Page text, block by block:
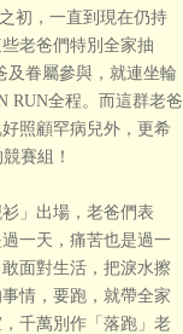
初，一直到現在仍持
老爸們特別全家抽
及眷屬參與，就連坐輪
RUN全程。而這群老爸
照顧罕病兒外，更希
賽組！
」出場，老爸們表
一天，痛苦也是過一
面對生活，把淚水擦
情，要跑，就帶全家
千萬別作「落跑」老